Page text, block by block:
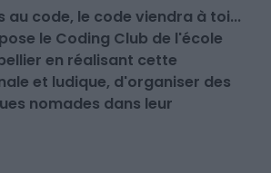
au code, le code viendra à toi...
le Coding Club de l'école
en réalisant cette
et ludique, d'organiser des
nomades dans leur